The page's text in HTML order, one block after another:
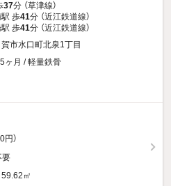
37分 （草津線）
歩41分 （近江鉄道線）
歩41分 （近江鉄道線）
市水口町北泉1丁目
ヶ月 / 軽量鉄骨
円）
要
㎡